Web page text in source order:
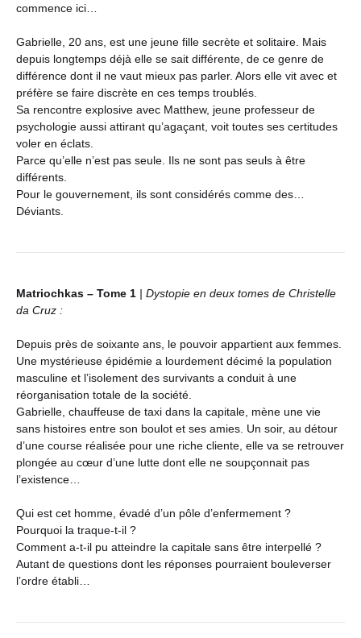
commence ici…
Gabrielle, 20 ans, est une jeune fille secrète et solitaire. Mais
depuis longtemps déjà elle se sait différente, de ce genre de
différence dont il ne vaut mieux pas parler. Alors elle vit avec et
préfère se faire discrète en ces temps troublés.
Sa rencontre explosive avec Matthew, jeune professeur de
psychologie aussi attirant qu’agaçant, voit toutes ses certitudes
voler en éclats.
Parce qu’elle n’est pas seule. Ils ne sont pas seuls à être
différents.
Pour le gouvernement, ils sont considérés comme des…
Déviants.
Matriochkas – Tome 1 | Dystopie en deux tomes de Christelle
da Cruz :
Depuis près de soixante ans, le pouvoir appartient aux femmes.
Une mystérieuse épidémie a lourdement décimé la population
masculine et l’isolement des survivants a conduit à une
réorganisation totale de la société.
Gabrielle, chauffeuse de taxi dans la capitale, mène une vie
sans histoires entre son boulot et ses amies. Un soir, au détour
d’une course réalisée pour une riche cliente, elle va se retrouver
plongée au cœur d’une lutte dont elle ne soupçonnait pas
l’existence…
Qui est cet homme, évadé d’un pôle d’enfermement ?
Pourquoi la traque-t-il ?
Comment a-t-il pu atteindre la capitale sans être interpellé ?
Autant de questions dont les réponses pourraient bouleverser
l’ordre établi…